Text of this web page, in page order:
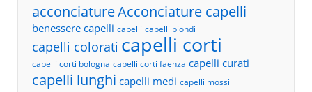
acconciatureAcconciature capelli
benessere capelli capelli capelli biondi
capelli colorati capelli corti
capelli corti bologna capelli corti faenza capelli curati
capelli lunghi capelli medi capelli mossi